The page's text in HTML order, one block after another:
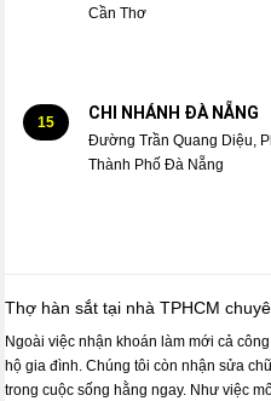
Cần Thơ
15 CHI NHÁNH ĐÀ NẴNG
Đường Trần Quang Diệu,
Thành Phố Đà Nẵng
Thợ hàn sắt tại nhà TPHCM
Ngoài việc nhận khoán làm mới cả
hộ gia đình. Chúng tôi còn nhận sửa
trong cuộc sống hằng ngay. Như việc